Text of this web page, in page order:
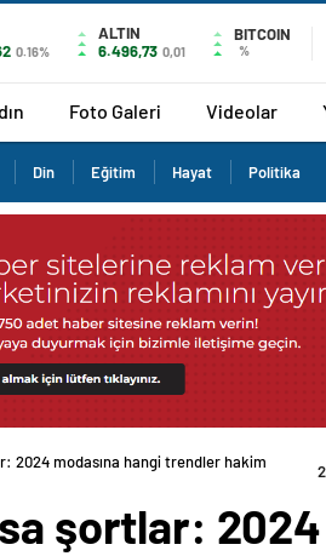
0.16%
ALTIN
6.496,73 0,01
BITCOIN
%
Foto Galeri Videolar
Din Eğitim Hayat Politika
2024 modasına hangi trendler hakim
şortlar: 2024